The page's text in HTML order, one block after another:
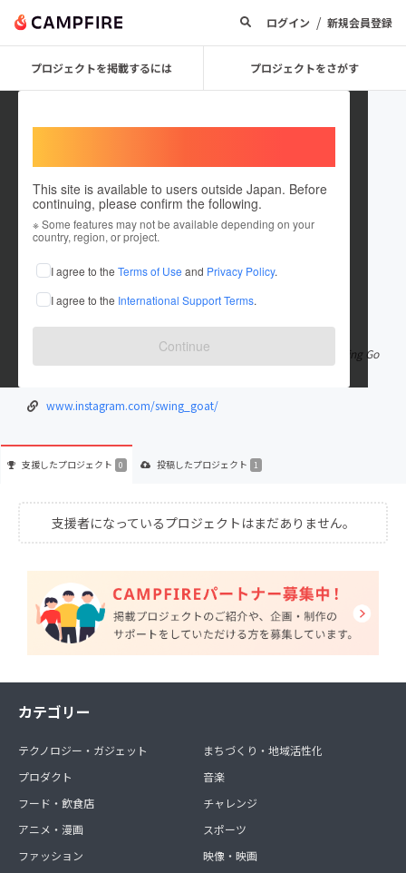
ログイン / 新規会員登録
プロジェクトを掲載するには プロジェクトをさがす
This site is available to users outside Japan. Before
continuing, please confirm the following.
※ Some features may not be available depending on your
country, region, or project.
I agree to the Terms of Use and Privacy Policy.
I agree to the International Support Terms.
Continue
Swing Goat
これまでに1件のプロジェクトを投稿しています
在住国：日本 現在地：大阪府
出身国：日本 出身地：大阪府
2023年結成、大阪3ピースグッドメロディックパンクバンド 「Swing Go
at」です🔥🔥 極上のグッドメロディーお届けします👍♪
www.instagram.com/swing_goat/
支援したプロジェクト 0 投稿したプロジェクト 1
支援者になっているプロジェクトはまだありません。
カテゴリー
テクノロジー・ガジェット
プロダクト
フード・飲食店
アニメ・漫画
ファッション
まちづくり・地域活性化
音楽
チャレンジ
スポーツ
映像・映画